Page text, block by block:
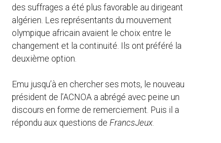
des suffrages a été plus favorable au dirigeant
algérien. Les représentants du mouvement
olympique africain avaient le choix entre le
changement et la continuité. Ils ont préféré la
deuxième option.
Emu jusqu’à en chercher ses mots, le nouveau
président de l’ACNOA a abrégé avec peine un
discours en forme de remerciement. Puis il a
répondu aux questions de FrancsJeux.